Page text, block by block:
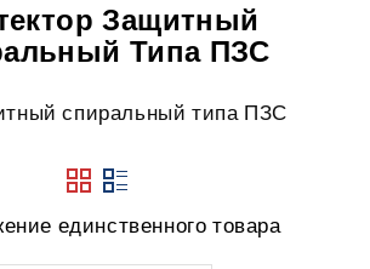
Защитный
Типа ПЗС
спиральный типа ПЗС
единственного товара